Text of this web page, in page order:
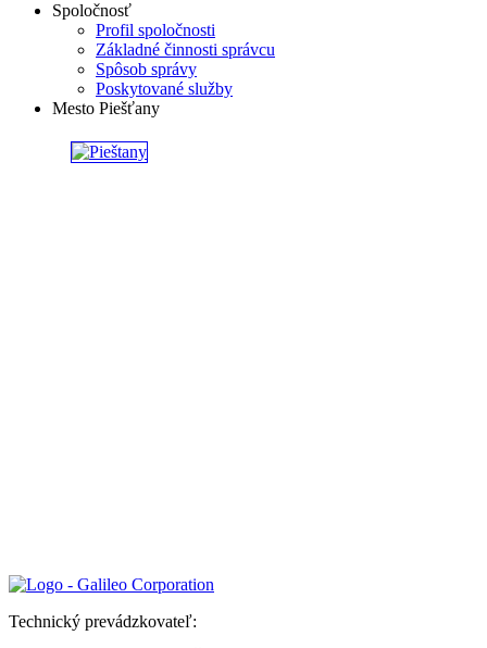
Spoločnosť
Profil spoločnosti
Základné činnosti správcu
Spôsob správy
Poskytované služby
Mesto Piešťany
Technický prevádzkovateľ: